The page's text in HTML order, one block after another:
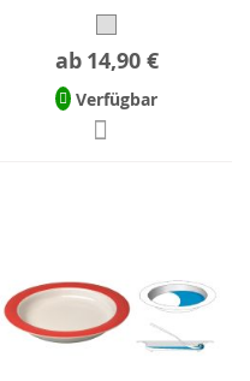
ab 14,90 €
Verfügbar